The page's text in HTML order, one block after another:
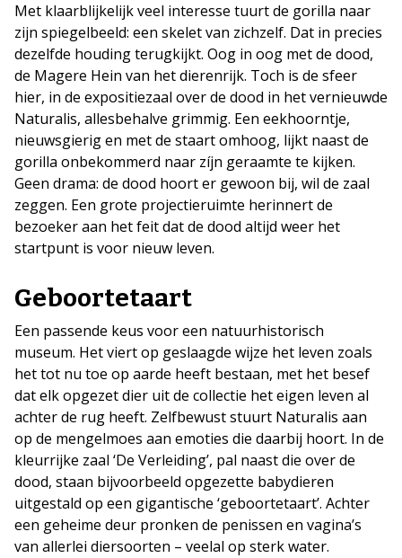
Met klaarblijkelijk veel interesse tuurt de gorilla naar
zijn spiegelbeeld: een skelet van zichzelf. Dat in precies
dezelfde houding terugkijkt. Oog in oog met de dood,
de Magere Hein van het dierenrijk. Toch is de sfeer
hier, in de expositiezaal over de dood in het vernieuwde
Naturalis, allesbehalve grimmig. Een eekhoorntje,
nieuwsgierig en met de staart omhoog, lijkt naast de
gorilla onbekommerd naar zíjn geraamte te kijken.
Geen drama: de dood hoort er gewoon bij, wil de zaal
zeggen. Een grote projectieruimte herinnert de
bezoeker aan het feit dat de dood altijd weer het
startpunt is voor nieuw leven.
Geboortetaart
Een passende keus voor een natuurhistorisch
museum. Het viert op geslaagde wijze het leven zoals
het tot nu toe op aarde heeft bestaan, met het besef
dat elk opgezet dier uit de collectie het eigen leven al
achter de rug heeft. Zelfbewust stuurt Naturalis aan
op de mengelmoes aan emoties die daarbij hoort. In de
kleurrijke zaal ‘De Verleiding’, pal naast die over de
dood, staan bijvoorbeeld opgezette babydieren
uitgestald op een gigantische ‘geboortetaart’. Achter
een geheime deur pronken de penissen en vagina’s
van allerlei diersoorten – veelal op sterk water.